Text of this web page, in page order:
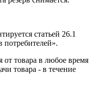
статьей 26.1
потребителей».
от товара в любое время
товара - в течение